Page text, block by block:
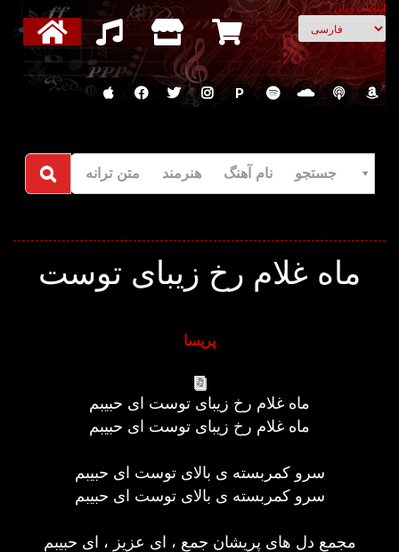
انتخاب زبان
P
جستجو نام آهنگ هنرمند متن ترانه
ماه غلام رخ زیبای توست
پریسا
ماه غلام رخ زیبای توست ای حبیبم
ماه غلام رخ زیبای توست ای حبیبم
سرو کمربسته ی بالای توست ای حبیبم
سرو کمربسته ی بالای توست ای حبیبم
مجمع دل های پریشان جمع ، ای عزیز ، ای حبیبم